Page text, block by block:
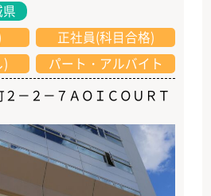
正社員(科目合格)
)
パート・アルバイト
－２－７ＡＯＩＣＯＵＲＴ